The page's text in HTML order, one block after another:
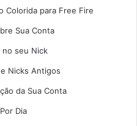
Colorida para Free Fire
Sua Conta
no seu Nick
Nicks Antigos
da Sua Conta
Dia